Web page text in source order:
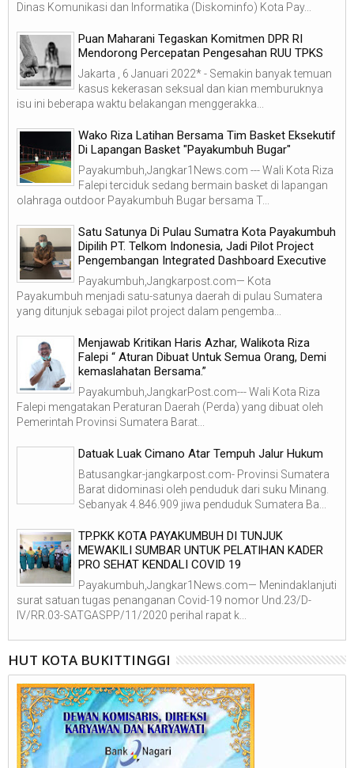
Dinas Komunikasi dan Informatika (Diskominfo) Kota Pay...
Puan Maharani Tegaskan Komitmen DPR RI
Mendorong Percepatan Pengesahan RUU TPKS
Jakarta , 6 Januari 2022* - Semakin banyak temuan
kasus kekerasan seksual dan kian memburuknya
isu ini beberapa waktu belakangan menggerakka...
Wako Riza Latihan Bersama Tim Basket Eksekutif
Di Lapangan Basket "Payakumbuh Bugar"
Payakumbuh,Jangkar1News.com --- Wali Kota Riza
Falepi terciduk sedang bermain basket di lapangan
olahraga outdoor Payakumbuh Bugar bersama T...
Satu Satunya Di Pulau Sumatra Kota Payakumbuh
Dipilih PT. Telkom Indonesia, Jadi Pilot Project
Pengembangan Integrated Dashboard Executive
Payakumbuh,Jangkarpost.com— Kota
Payakumbuh menjadi satu-satunya daerah di pulau Sumatera
yang ditunjuk sebagai pilot project dalam pengemba...
Menjawab Kritikan Haris Azhar, Walikota Riza
Falepi “ Aturan Dibuat Untuk Semua Orang, Demi
kemaslahatan Bersama.”
Payakumbuh,JangkarPost.com--- Wali Kota Riza
Falepi mengatakan Peraturan Daerah (Perda) yang dibuat oleh
Pemerintah Provinsi Sumatera Barat...
Datuak Luak Cimano Atar Tempuh Jalur Hukum
Batusangkar-jangkarpost.com- Provinsi Sumatera
Barat didominasi oleh penduduk dari suku Minang.
Sebanyak 4.846.909 jiwa penduduk Sumatera Ba...
TP.PKK KOTA PAYAKUMBUH DI TUNJUK
MEWAKILI SUMBAR UNTUK PELATIHAN KADER
PRO SEHAT KENDALI COVID 19
Payakumbuh,Jangkar1News.com— Menindaklanjuti
surat satuan tugas penanganan Covid-19 nomor Und.23/D-
IV/RR.03-SATGASPP/11/2020 perihal rapat k...
HUT KOTA BUKITTINGGI